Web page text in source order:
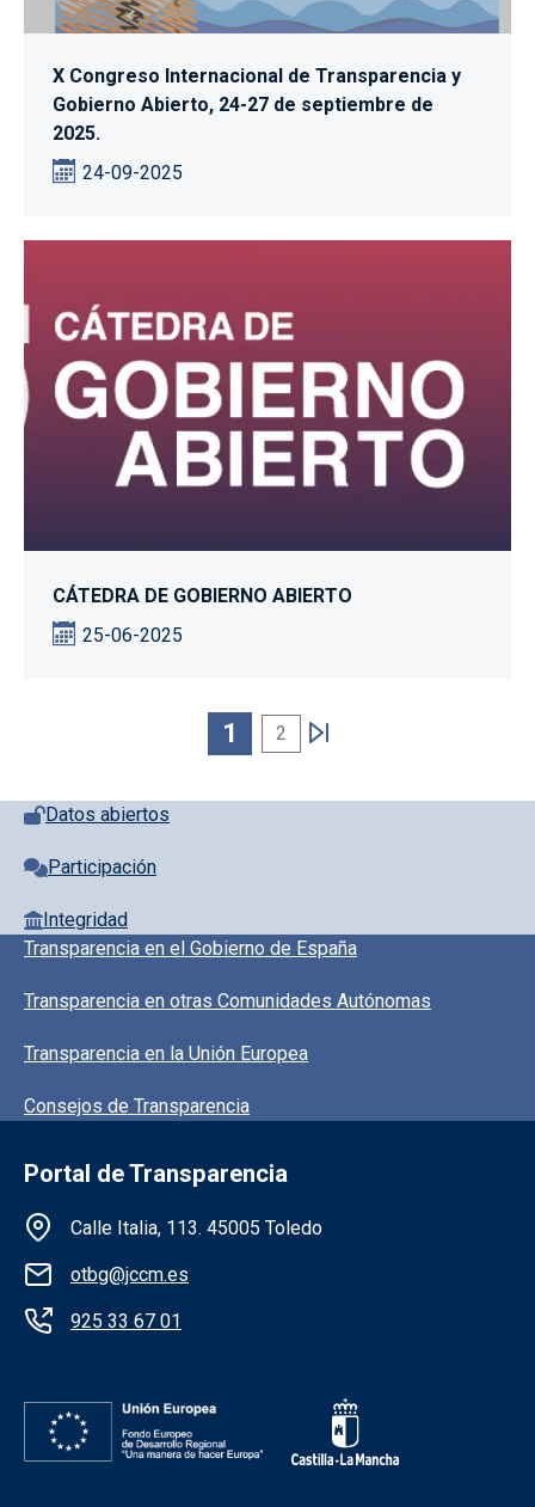
X Congreso Internacional de Transparencia y
Gobierno Abierto, 24-27 de septiembre de
2025.
24-09-2025
CÁTEDRA DE GOBIERNO ABIERTO
25-06-2025
1 2
Pie de página con iconos
Datos abiertos
Participación
Integridad
Pie de pagina información
Transparencia en el Gobierno de España
Transparencia en otras Comunidades Autónomas
Transparencia en la Unión Europea
Consejos de Transparencia
Portal de Transparencia
Información de la institución
Calle Italia, 113. 45005 Toledo
otbg@jccm.es
925 33 67 01